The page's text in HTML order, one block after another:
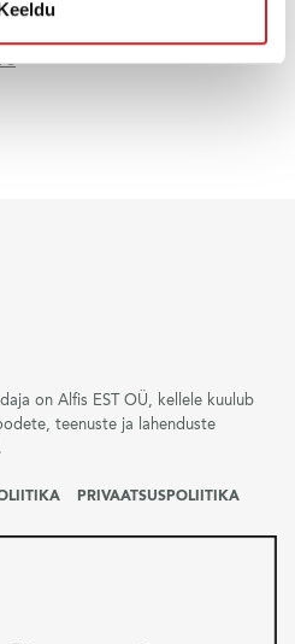
on Alfis EST OÜ, kellele kuulub
teenuste ja lahenduste
PRIVAATSUSPOLIITIKA